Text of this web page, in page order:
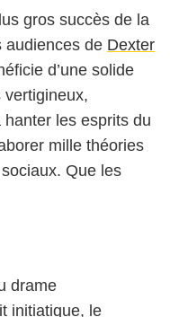
gros succès de la
audiences de Dexter
d’une solide
les esprits du
mille théories
Que les
drame
initiatique, le